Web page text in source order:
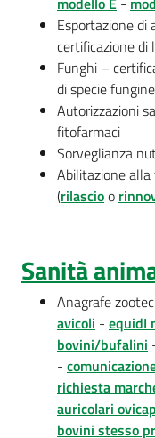
Esportazione
certificazione di
Funghi –
di specie
Autorizzazioni
fitofarmaci
Sorveglianza
Abilitazione
(rilascioo
Sanità
Anagrafe
avicoli - equidI
bovini/bufalini
-
richiesta
auricolari
bovini stesso